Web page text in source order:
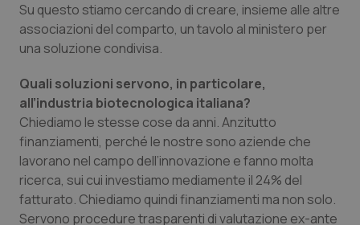
Rene & patologie urogenitali
Salute orale & impianti
Sangue & coagulazione
Tiroide
Tumore al seno
Su questo stiamo cercando di creare, insieme alle altre
associazioni del comparto, un tavolo al ministero per
una soluzione condivisa.
Quali soluzioni servono, in particolare,
all’industria biotecnologica italiana?
Chiediamo le stesse cose da anni. Anzitutto
finanziamenti, perché le nostre sono aziende che
lavorano nel campo dell’innovazione e fanno molta
ricerca, sui cui investiamo mediamente il 24% del
fatturato. Chiediamo quindi finanziamenti ma non solo.
Servono procedure trasparenti di valutazione ex-ante